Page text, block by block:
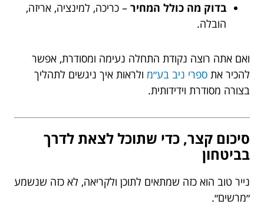
בדוק מה כולל המחיר – כריכה, למינציה, אריזה,
הובלה.
ואם אתה רוצה נקודת התחלה נעימה ומסודרת, אפשר
להכיר את ספרי ניב בע״מ ולראות איך ניגשים לתהליך
בצורה מסודרת וידידותית.
סיכום קצר, כדי שתוכל לצאת לדרך
בביטחון
נייר טוב הוא כזה שמתאים לתוכן ולקריאה, לא כזה שנשמע
״מרשים״.